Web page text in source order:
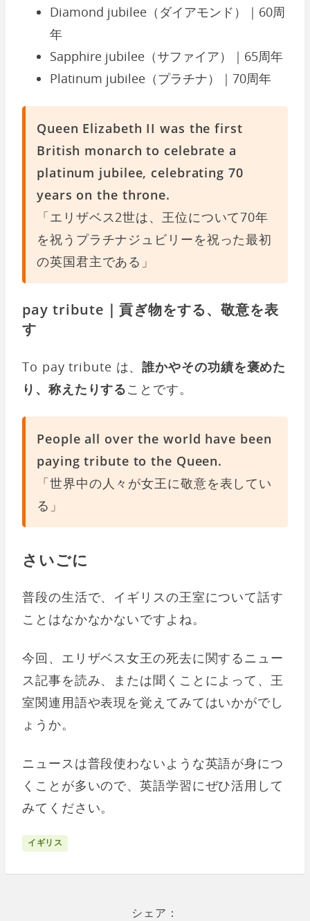
Diamond jubilee（ダイアモンド）｜60周
年
Sapphire jubilee（サファイア）｜65周年
Platinum jubilee（プラチナ）｜70周年
Queen Elizabeth II was the first
British monarch to celebrate a
platinum jubilee, celebrating 70
years on the throne.
「エリザベス2世は、王位について70年
を祝うプラチナジュビリーを祝った最初
の英国君主である」
pay tribute｜貢ぎ物をする、敬意を表
す
To pay tribute は、誰かやその功績を褒めた
り、称えたりすることです。
People all over the world have been
paying tribute to the Queen.
「世界中の人々が女王に敬意を表してい
る」
さいごに
普段の生活で、イギリスの王室について話す
ことはなかなかないですよね。
今回、エリザベス女王の死去に関するニュー
ス記事を読み、または聞くことによって、王
室関連用語や表現を覚えてみてはいかがでし
ょうか。
ニュースは普段使わないような英語が身につ
くことが多いので、英語学習にぜひ活用して
みてください。
イギリス
シェア：